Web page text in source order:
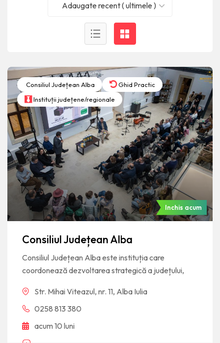
Adaugate recent ( ultimele )
Consiliul Județean Alba
Ghid Practic
Instituții județene/regionale
Inchis acum
Consiliul Județean Alba
Consiliul Județean Alba este instituția care
coordonează dezvoltarea strategică a județului,
Str. Mihai Viteazul, nr. 11, Alba Iulia
0258 813 380
acum 10 luni